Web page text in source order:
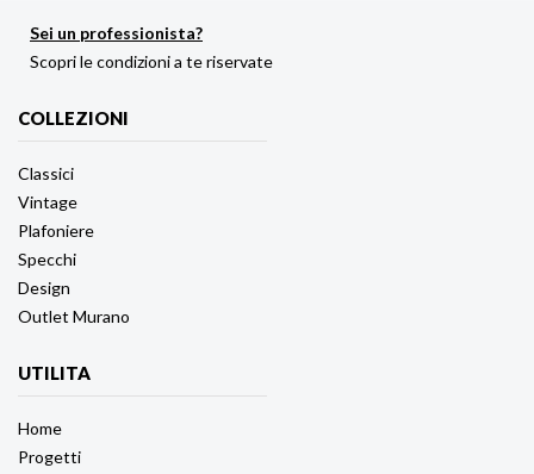
Sei un professionista?
Scopri le condizioni a te riservate
COLLEZIONI
Classici
Vintage
Plafoniere
Specchi
Design
Outlet Murano
UTILITA
Home
Progetti